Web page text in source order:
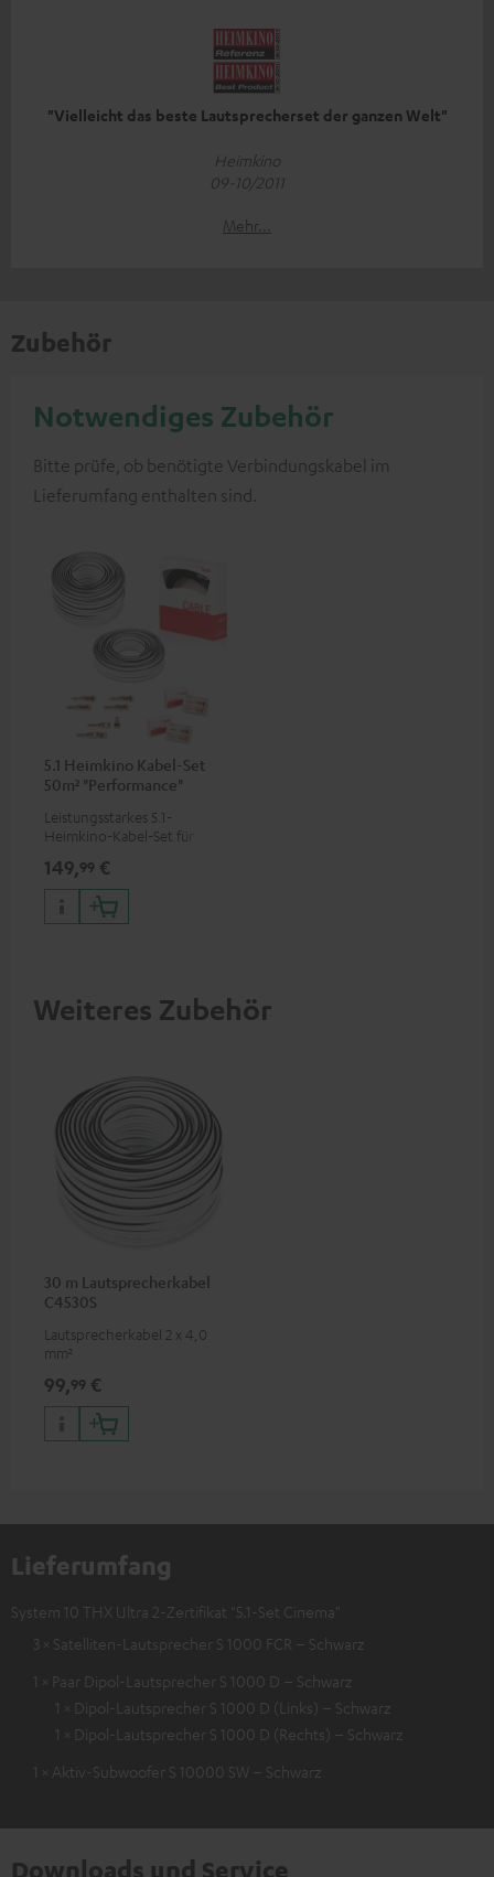
"Vielleicht das beste Lautsprecherset der ganzen Welt"
Heimkino
09-10/2011
Mehr...
Zubehör
Notwendiges Zubehör
Bitte prüfe, ob benötigte Verbindungskabel im
Lieferumfang enthalten sind.
5.1 Heimkino Kabel-Set
50m² "Performance"
Leistungsstarkes 5.1-
Heimkino-Kabel-Set für
149,99 €
Weiteres Zubehör
30 m Lautsprecherkabel
C4530S
Lautsprecherkabel 2 x 4,0
mm²
99,99 €
Lieferumfang
System 10 THX Ultra 2-Zertifikat "5.1-Set Cinema"
3 × Satelliten-Lautsprecher S 1000 FCR – Schwarz
1 × Paar Dipol-Lautsprecher S 1000 D – Schwarz
1 × Dipol-Lautsprecher S 1000 D (Links) – Schwarz
1 × Dipol-Lautsprecher S 1000 D (Rechts) – Schwarz
1 × Aktiv-Subwoofer S 10000 SW – Schwarz
Downloads und Service